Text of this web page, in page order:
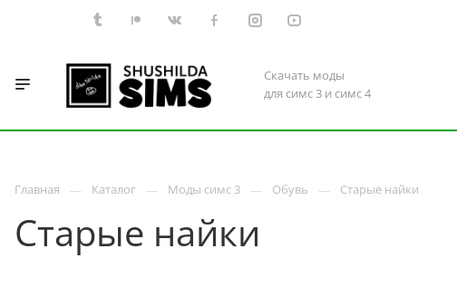
Скачать моды
для симс 3 и симс 4
Главная Каталог Моды симс 3 Обувь Старые найки
Старые найки